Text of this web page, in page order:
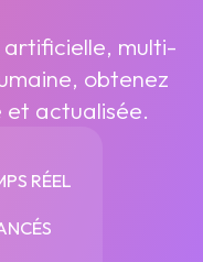
artificielle, multi-
obtenez
et actualisée.
RÉEL